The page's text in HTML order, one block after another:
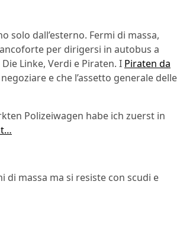
dall’esterno. Fermi di massa,
per dirigersi in autobus a
Linke, Verdi e Piraten. I Piraten da
e che l’assetto generale delle
Polizeiwagen habe ich zuerst in
di massa ma si resiste con scudi e